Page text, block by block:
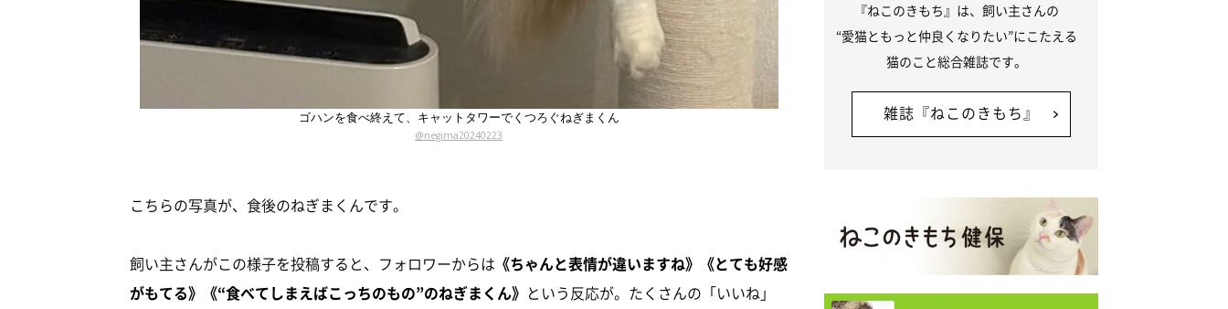
ゴハンを食べ終えて、キャットタワーでくつろぐねぎまくん
@negima20240223
こちらの写真が、食後のねぎまくんです。
飼い主さんがこの様子を投稿すると、フォロワーからは 《ちゃんと表情が違いますね》《とても好感
がもてる》《“食べてしまえばこっちのもの”のねぎまくん》 という反応が。たくさんの「いいね」
『ねこのきもち』は、飼い主さんの
“愛猫ともっと仲良くなりたい”にこたえる
猫のこと総合雑誌です。
雑誌『ねこのきもち』